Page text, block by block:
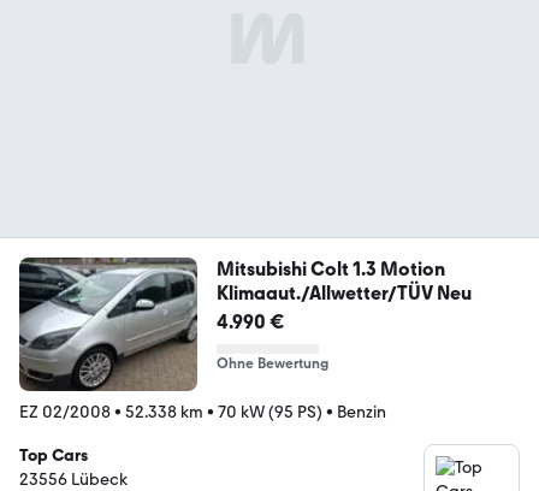
Mitsubishi Colt 1.3 Motion
Klimaaut./Allwetter/TÜV Neu
4.990 €
Ohne Bewertung
EZ 02/2008• 52.338 km • 70 kW (95 PS) • Benzin
Top Cars
23556 Lübeck